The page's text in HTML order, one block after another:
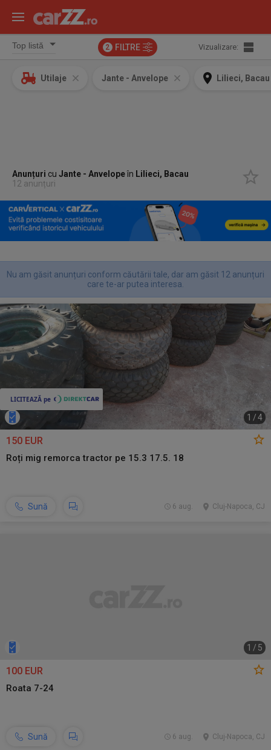
2 FILTRE Vizualizare:
Utilaje Jante - Anvelope Lilieci, Bacau
Anunțuri cuJante - Anvelopeîn Lilieci, Bacau
12 anunțuri
Nu am găsit anunțuri conform căutării tale, dar am găsit 12 anunțuri
care te-ar putea interesa.
1 /4
150 EUR
Roți mig remorca tractor pe 15.3 17.5. 18
Sună Cluj-Napoca, CJ
6 aug.
1 / 5
100 EUR
Roata 7-24
Sună Cluj-Napoca, CJ
6 aug.